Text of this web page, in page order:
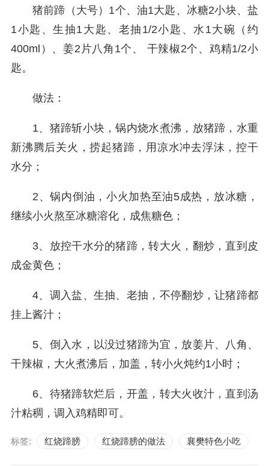
猪前蹄（大号）1个、油1大匙、冰糖2小块、盐
1小匙、生抽1大匙、老抽1/2小匙、水1大碗（约
400ml）、姜2片八角1个、 干辣椒2个、鸡精1/2小
匙。
做法：
1、猪蹄斩小块，锅内烧水煮沸，放猪蹄，水重
新沸腾后关火，捞起猪蹄，用凉水冲去浮沫，控干
水分；
2、锅内倒油，小火加热至油5成热，放冰糖，
继续小火熬至冰糖溶化，成焦糖色；
3、放控干水分的猪蹄，转大火，翻炒，直到皮
成金黄色；
4、调入盐、生抽、老抽，不停翻炒，让猪蹄都
挂上酱汁；
5、倒入水，以没过猪蹄为宜，放姜片、八角、
干辣椒，大火煮沸后，加盖，转小火炖约1小时；
6、待猪蹄软烂后，开盖，转大火收汁，直到汤
汁粘稠，调入鸡精即可。
标签: 红烧蹄膀 红烧蹄膀的做法 襄樊特色小吃